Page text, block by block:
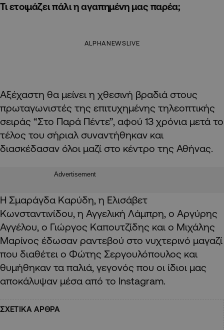
Τι ετοιμάζει πάλι η αγαπημένη μας παρέα;
ALPHANEWSLIVE
Αξέχαστη θα μείνει η χθεσινή βραδιά στους
πρωταγωνιστές της επιτυχημένης τηλεοπτικής
σειράς “Στο Παρά Πέντε”, αφού 13 χρόνια μετά το
τέλος του σήριαλ συναντήθηκαν και
διασκέδασαν όλοι μαζί στο κέντρο της Αθήνας.
Advertisement
Η Σμαράγδα Καρύδη, η Ελισάβετ
Κωνσταντινίδου, η Αγγελική Λάμπρη, ο Αργύρης
Αγγέλου, ο Γιώργος Καπουτζίδης και ο Μιχάλης
Μαρίνος έδωσαν ραντεβού στο νυχτερινό μαγαζί
που διαθέτει ο Φώτης Σεργουλόπουλος και
θυμήθηκαν τα παλιά, γεγονός που οι ίδιοι μας
αποκάλυψαν μέσα από το Instagram.
ΣΧΕΤΙΚΑ ΑΡΘΡΑ